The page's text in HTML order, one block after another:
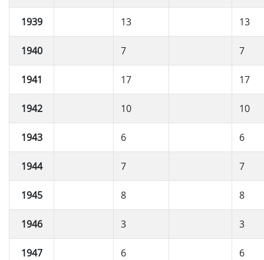
1939 13 13
1940 7 7
1941 17 17
1942 10 10
1943 6 6
1944 7 7
1945 8 8
1946 3 3
1947 6 6